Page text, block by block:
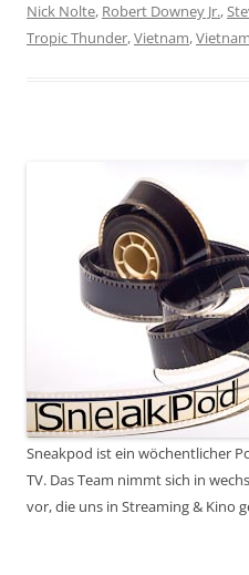
Nick Nolte, Robert Downey Jr.,
Tropic Thunder,Vietnam,
Sneakpod ist ein wöchentlicher
TV. Das Team nimmt sich in
vor, die uns in Streaming & Kino